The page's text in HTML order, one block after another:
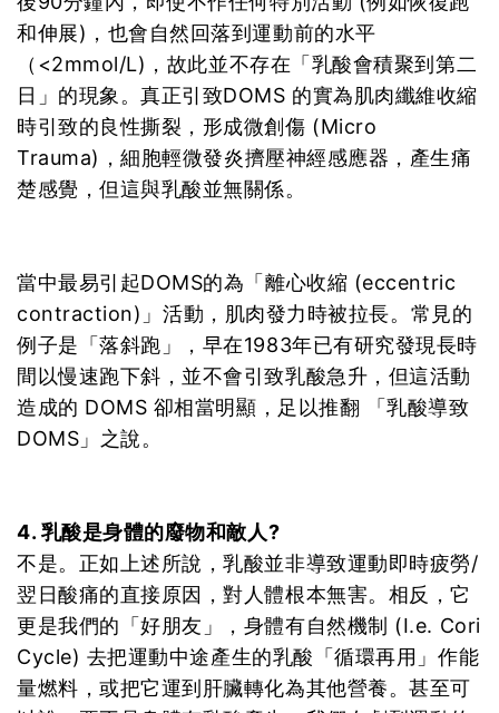
和伸展)，也會自然回落到運動前的水平
（<2mmol/L)，故此並不存在「乳酸會積聚到第二
日」的現象。真正引致DOMS 的實為肌肉纖維收縮
時引致的良性撕裂，形成微創傷 (Micro
Trauma)，細胞輕微發炎擠壓神經感應器，產生痛
楚感覺，但這與乳酸並無關係。
當中最易引起DOMS的為「離心收縮 (eccentric
contraction)」活動，肌肉發力時被拉長。常見的
例子是「落斜跑」，早在1983年已有研究發現長時
間以慢速跑下斜，並不會引致乳酸急升，但這活動
造成的 DOMS 卻相當明顯，足以推翻 「乳酸導致
DOMS」之說。
4. 乳酸是身體的廢物和敵人?
不是。正如上述所說，乳酸並非導致運動即時疲勞/
翌日酸痛的直接原因，對人體根本無害。相反，它
更是我們的「好朋友」，身體有自然機制 (I.e. Cori
Cycle) 去把運動中途產生的乳酸「循環再用」作能
量燃料，或把它運到肝臟轉化為其他營養。甚至可